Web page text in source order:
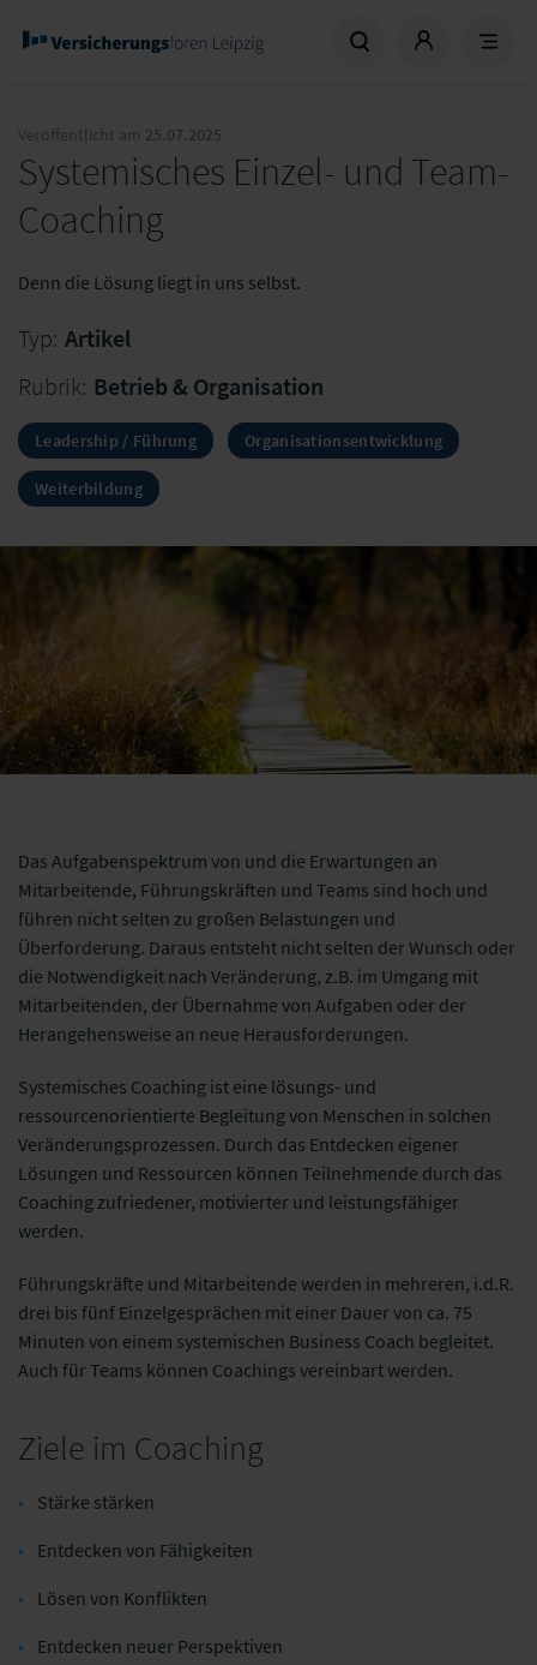
Veröffentlicht am 25.07.2025
Systemisches Einzel- und Team-
Coaching
Denn die Lösung liegt in uns selbst.
Typ: Artikel
Rubrik: Betrieb & Organisation
Leadership / Führung Organisationsentwicklung
Weiterbildung
Das Aufgabenspektrum von und die Erwartungen an
Mitarbeitende, Führungskräften und Teams sind hoch und
führen nicht selten zu großen Belastungen und
Überforderung. Daraus entsteht nicht selten der Wunsch oder
die Notwendigkeit nach Veränderung, z.B. im Umgang mit
Mitarbeitenden, der Übernahme von Aufgaben oder der
Herangehensweise an neue Herausforderungen.
Systemisches Coaching ist eine lösungs- und
ressourcenorientierte Begleitung von Menschen in solchen
Veränderungsprozessen. Durch das Entdecken eigener
Lösungen und Ressourcen können Teilnehmende durch das
Coaching zufriedener, motivierter und leistungsfähiger
werden.
Führungskräfte und Mitarbeitende werden in mehreren, i.d.R.
drei bis fünf Einzelgesprächen mit einer Dauer von ca. 75
Minuten von einem systemischen Business Coach begleitet.
Auch für Teams können Coachings vereinbart werden.
Ziele im Coaching
Stärke stärken
Entdecken von Fähigkeiten
Lösen von Konflikten
Entdecken neuer Perspektiven